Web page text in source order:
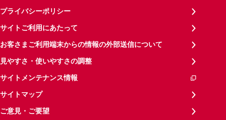
プライバシーポリシー
サイトご利用にあたって
お客さまご利用端末からの情報の外部送信について
見やすさ・使いやすさの調整
サイトメンテナンス情報
サイトマップ
ご意見・ご要望